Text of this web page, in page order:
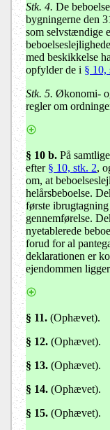
Stk. 4. De
bygningerne den
som selvstændige
med beskikkelse
opfylder de i § 10,
Stk. 5. Økonomi-
regler om
§ 10 b. På
efter § 10, stk. 2,
om, at
helårsbeboelse.
første
gennemførelse.
nyetablerede
forud for al
deklarationen er
ejendommen
§ 11. (Ophævet).
§ 12. (Ophævet).
§ 13. (Ophævet).
§ 14. (Ophævet).
§ 15. (Ophævet).